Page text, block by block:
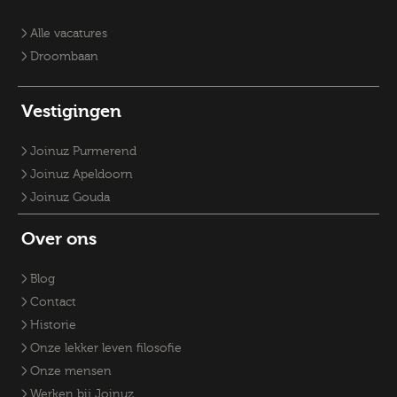
Vacatures Fysiek Domein
Alle vacatures
Droombaan
Vestigingen
Joinuz Purmerend
Joinuz Apeldoorn
Joinuz Gouda
Over ons
Blog
Contact
Historie
Onze lekker leven filosofie
Onze mensen